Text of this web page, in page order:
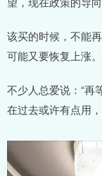
该买的时候，不能
可能又要恢复上涨
不少人总爱说：“再
在过去或许有点用